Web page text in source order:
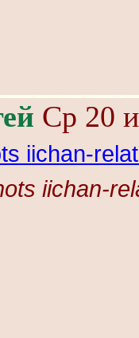
Ср 20
iichan-
iichan-